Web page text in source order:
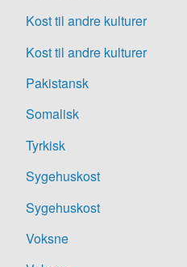
Kost til andre kulturer
Kost til andre kulturer
Pakistansk
Somalisk
Tyrkisk
Sygehuskost
Sygehuskost
Voksne